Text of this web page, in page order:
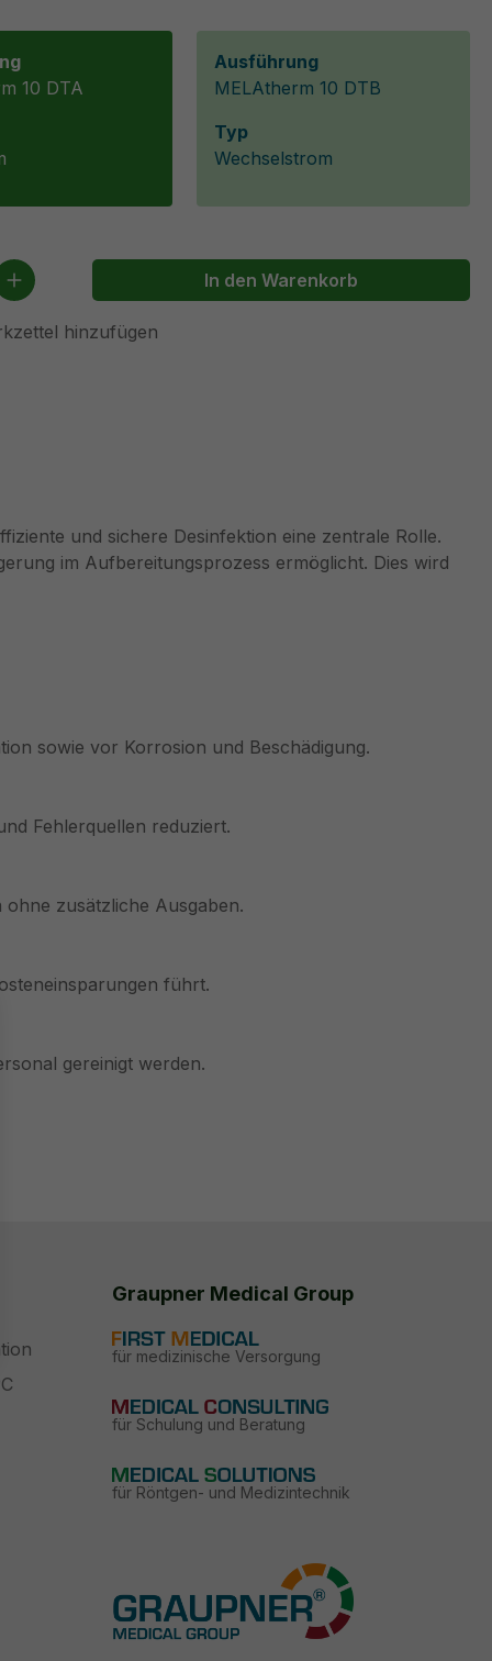
10 DTA
Ausführung
MELAtherm 10 DTB
Typ
Wechselstrom
Gib den gewünschten Wert
In den Warenkorb
hinzufügen
und sichere Desinfektion eine zentrale Rolle.
im Aufbereitungsprozess ermöglicht. Dies wird
sowie vor Korrosion und Beschädigung.
Fehlerquellen reduziert.
zusätzliche Ausgaben.
führt.
gereinigt werden.
Graupner Medical Group
für medizinische Versorgung
für Schulung und Beratung
für Röntgen- und Medizintechnik